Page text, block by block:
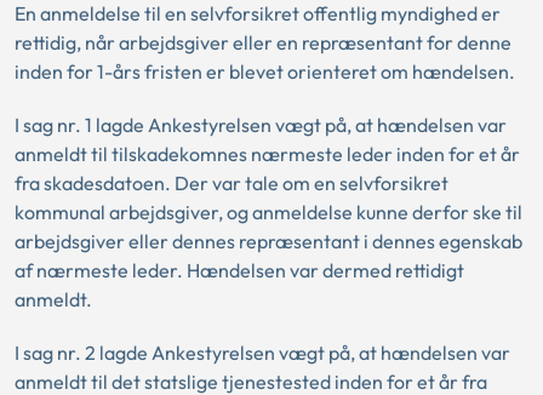
En anmeldelse til en selvforsikret offentlig myndighed er
rettidig, når arbejdsgiver eller en repræsentant for denne
inden for 1-års fristen er blevet orienteret om hændelsen.
I sag nr. 1 lagde Ankestyrelsen vægt på, at hændelsen var
anmeldt til tilskadekomnes nærmeste leder inden for et år
fra skadesdatoen. Der var tale om en selvforsikret
kommunal arbejdsgiver, og anmeldelse kunne derfor ske til
arbejdsgiver eller dennes repræsentant i dennes egenskab
af nærmeste leder. Hændelsen var dermed rettidigt
anmeldt.
I sag nr. 2 lagde Ankestyrelsen vægt på, at hændelsen var
anmeldt til det statslige tjenestested inden for et år fra